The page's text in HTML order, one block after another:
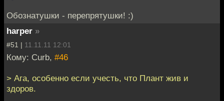
Обознатушки - перепрятушки! :)
harper »
#51 | 11.11.11 12:01
Кому: Curb, #46
> Ага, особенно если учесть, что Плант жив и
здоров.